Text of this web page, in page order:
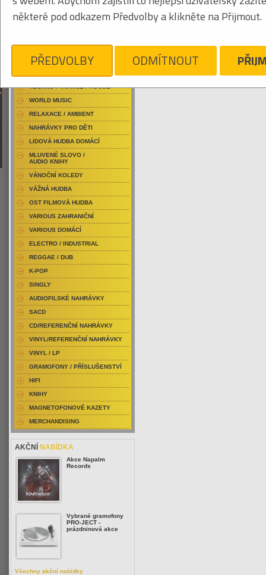
HORKÝŽE SLÍŽE
Je nám líto, ale pro daný žánr/kategorii
RAP / HIP HOP DOMÁCÍ
RAP / HIP HOP ZAHRANIČNÍ
DVD / HUDBA
PUNK / HARDCORE
TECHNO / TRANCE / HOUSE
WORLD MUSIC
RELAXACE / AMBIENT
NAHRÁVKY PRO DĚTI
LIDOVÁ HUDBA DOMÁCÍ
MLUVENÉ SLOVO /
AUDIO KNIHY
VÁNOČNÍ KOLEDY
VÁŽNÁ HUDBA
OST FILMOVÁ HUDBA
VARIOUS ZAHRANIČNÍ
VARIOUS DOMÁCÍ
ELECTRO / INDUSTRIAL
REGGAE / DUB
K-POP
SINGLY
AUDIOFILSKÉ NAHRÁVKY
SACD
CD/REFERENČNÍ NAHRÁVKY
VINYL/REFERENČNÍ NAHRÁVKY
VINYL / LP
GRAMOFONY / PŘÍSLUŠENSTVÍ
HIFI
KNIHY
MAGNETOFONOVÉ KAZETY
MERCHANDISING
AKČNÍ NABÍDKA
Akce Napalm
Records
Vybrané gramofony
PRO-JECT -
prázdninová akce
Všechny akční nabídky
některé pod odkazem Předvolby a klikněte na Přijmout.
PŘEDVOLBY ODMÍTNOUT